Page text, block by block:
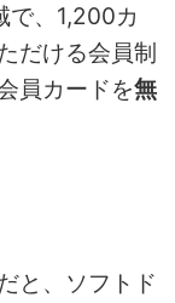
で、1,200カ
だける会員制
員カードを無
と、ソフトド